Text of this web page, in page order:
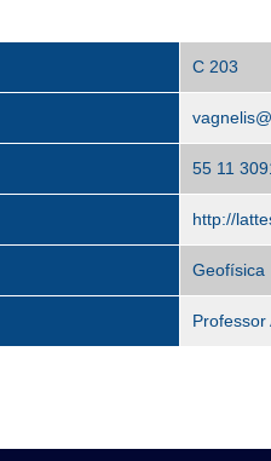
C 203
55 11
http://
Geofísica
Professor